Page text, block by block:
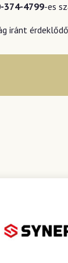
374-4799-es
iránt